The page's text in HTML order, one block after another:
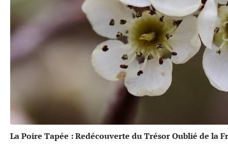
La Poire Tapée : Redécouverte du Trésor Oublié de la